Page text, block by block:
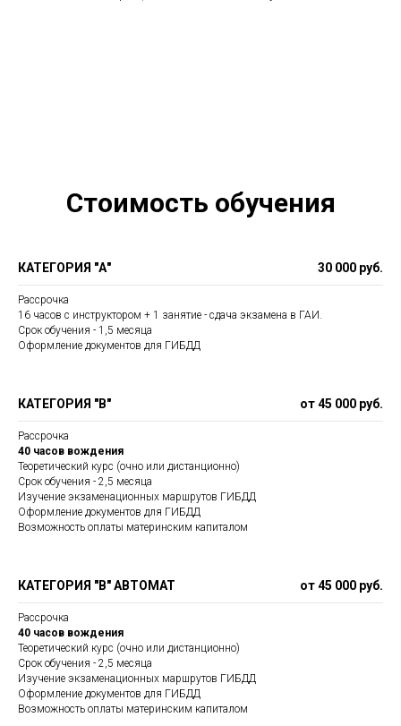
Стоимость обучения
КАТЕГОРИЯ "А" 30 000 руб.
Рассрочка
16 часов с инструктором + 1 занятие - сдача экзамена в ГАИ.
Срок обучения - 1,5 месяца
Оформление документов для ГИБДД
КАТЕГОРИЯ "В" от 45 000 руб.
Рассрочка
40 часов вождения
Теоретический курс (очно или дистанционно)
Срок обучения - 2,5 месяца
Изучение экзаменационных маршрутов ГИБДД
Оформление документов для ГИБДД
Возможность оплаты материнским капиталом
КАТЕГОРИЯ "В" АВТОМАТ от 45 000 руб.
Рассрочка
40 часов вождения
Теоретический курс (очно или дистанционно)
Срок обучения - 2,5 месяца
Изучение экзаменационных маршрутов ГИБДД
Оформление документов для ГИБДД
Возможность оплаты материнским капиталом